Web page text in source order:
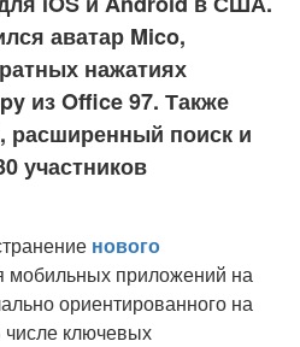
аватар Mico,
нажатиях
из Office 97. Также
расширенный поиск и
участников
нового
мобильных приложений на
ориентированного на
ключевых